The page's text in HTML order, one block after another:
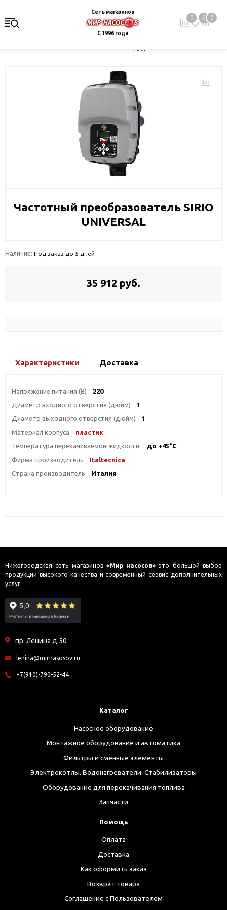
Сеть магазинов
С 1996 года
0 0 0
Частотный преобразователь SIRIO
UNIVERSAL
Наличие: Под заказ до 5 дней
35 912 руб.
Характеристики Доставка
Напряжение питания (В)
220
Диаметр входного отверстия (дюйм)
1
Диаметр выходного отверстия (дюйм)
1
Материал корпуса
пластик
Температура перекачиваемой жидкости:
до +45°С
Фирма производитель
Italtecnica
Страна производитель
Италия
Нижегородская сеть магазинов «Мир насосов» это большой выбор
продукции высокого качества и современный сервис дополнительных
услуг.
пр. Ленина д.50
lenina@mirnasosov.ru
+7(910)-790-52-44
Каталог
Насосное оборудование
Монтажное оборудование и автоматика
Фильтры и сменные элементы
Электрокотлы. Водонагреватели. Стабилизаторы
Оборудование для перекачивания топлива
Запчасти
Помощь
Оплата
Доставка
Как оформить заказ
Возврат товара
Соглашение с Пользователем